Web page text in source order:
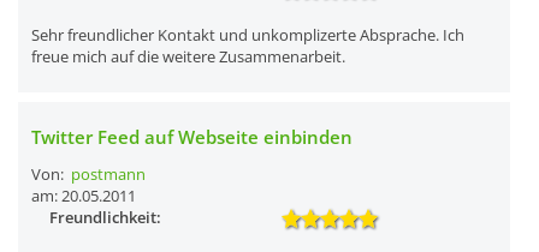
Sehr freundlicher Kontakt und unkomplizerte Absprache. Ich
freue mich auf die weitere Zusammenarbeit.
Twitter Feed auf Webseite einbinden
Von: postmann
am: 20.05.2011
Freundlichkeit: